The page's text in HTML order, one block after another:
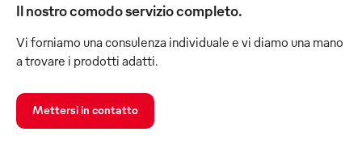
Il nostro comodo servizio completo.
Vi forniamo una consulenza individuale e vi diamo una mano
a trovare i prodotti adatti.
Mettersi in contatto